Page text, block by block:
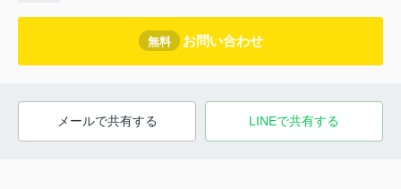
無料 お問い合わせ
メールで共有する LINEで共有する